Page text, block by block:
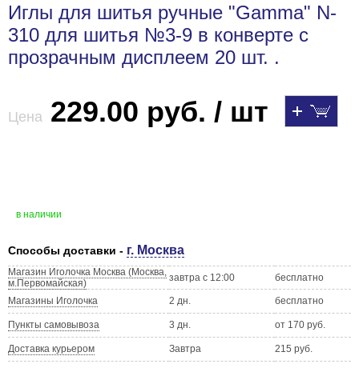
Иглы для шитья ручные "Gamma" N-
310 для шитья №3-9 в конверте с
прозрачным дисплеем 20 шт. .
Цена 229.00 руб. / шт
в наличии
Способы доставки - г. Москва
Магазин Иголочка Москва (Москва,
м.Первомайская)
завтра с 12:00 бесплатно
Магазины Иголочка 2 дн. бесплатно
Пункты самовывоза 3 дн. от 170 руб.
Доставка курьером Завтра 215 руб.